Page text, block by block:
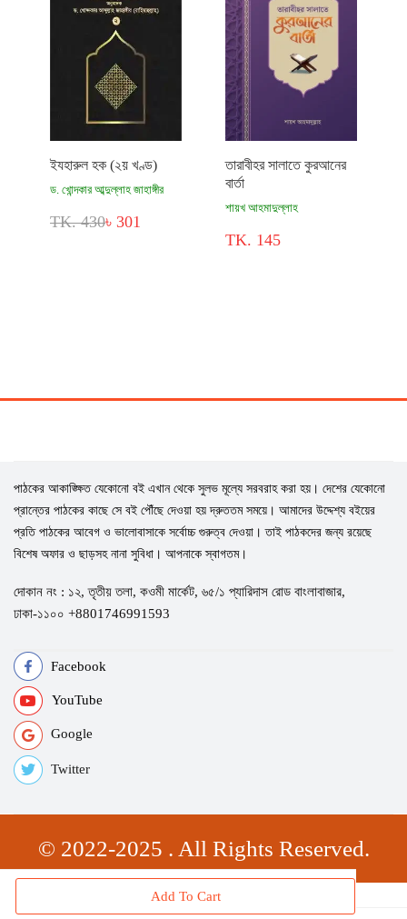
Add To Cart
ইযহারুল হক (২য় খণ্ড)
ড. খোন্দকার আব্দুল্লাহ জাহাঙ্গীর
TK. 430৳ 301
তারাবীহর সালাতে কুরআনের
বার্তা
শায়খ আহমাদুল্লাহ
TK. 145
পাঠকের আকাঙ্ক্ষিত যেকোনো বই এখান থেকে সুলভ মূল্যে সরবরাহ করা হয়। দেশের যেকোনো
প্রান্তের পাঠকের কাছে সে বই পৌঁছে দেওয়া হয় দ্রুততম সময়ে। আমাদের উদ্দেশ্য বইয়ের
প্রতি পাঠকের আবেগ ও ভালোবাসাকে সর্বোচ্চ গুরুত্ব দেওয়া। তাই পাঠকদের জন্য রয়েছে
বিশেষ অফার ও ছাড়সহ নানা সুবিধা। আপনাকে স্বাগতম।
দোকান নং : ১২, তৃতীয় তলা, কওমী মার্কেট, ৬৫/১ প্যারিদাস রোড বাংলাবাজার,
ঢাকা-১১০০ +8801746991593
Facebook
YouTube
Google
Twitter
© 2022-2025 . All Rights Reserved.